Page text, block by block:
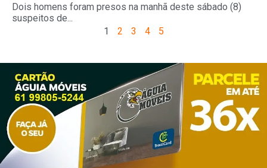
Dois homens foram presos na manhã deste sábado (8)
suspeitos de...
1 2 3 4 5